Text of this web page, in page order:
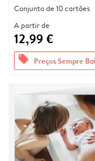
Conjunto de 10 cartões
A partir de
12,99 €
offers Preços Sempre